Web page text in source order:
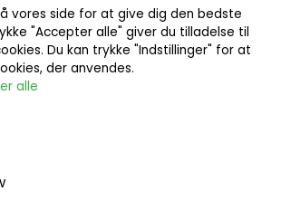
vores side for at give dig den bedste
"Accepter alle" giver du tilladelse til
Du kan trykke "Indstillinger" for at
der anvendes.
alle